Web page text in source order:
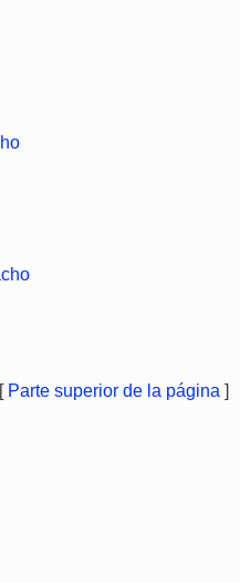
[ Parte superior de la página ]